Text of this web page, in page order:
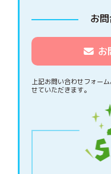
お
お
上記お問い合わせフォー
せていただきます。